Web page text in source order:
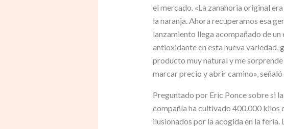
el mercado. «La zanahoria original
la naranja. Ahora recuperamos esa
lanzamiento llega acompañado de
antioxidante en esta nueva variedad,
producto muy natural y me
marcar precio y abrir camino», señaló
Preguntado por Eric Ponce sobre si
compañía ha cultivado 400.000 kilos
ilusionados por la acogida en la